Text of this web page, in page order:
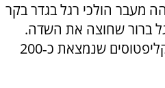
מעבר הולכי רגל בגדר בקר
ברור שחוצה את השדה.
נעפיל בשביל אל קבוצת אקליפטוסים שנמצאת כ‑200